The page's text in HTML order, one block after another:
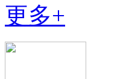
更多+